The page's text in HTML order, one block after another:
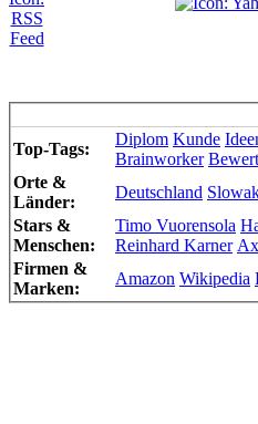
Top-Tags:
Diplom Kunde
Brainworker
Orte &
Länder:
Deutschland
Stars &
Menschen:
Timo Vuorensola
Reinhard Karner
Firmen &
Marken:
Amazon Wikipedia